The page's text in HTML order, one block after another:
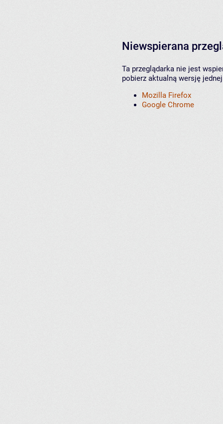
Niewspierana
Ta przeglądarka nie jest
pobierz aktualną wersję
Mozilla Firefox
Google Chrome